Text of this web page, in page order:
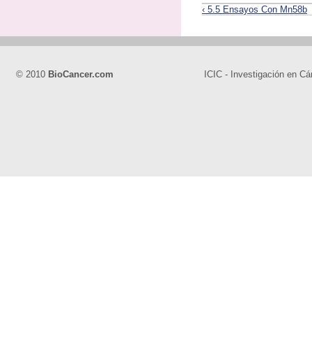
‹ 5.5 Ensayos Con Mn58b
© 2010 BioCancer.com ICIC - Investigación en